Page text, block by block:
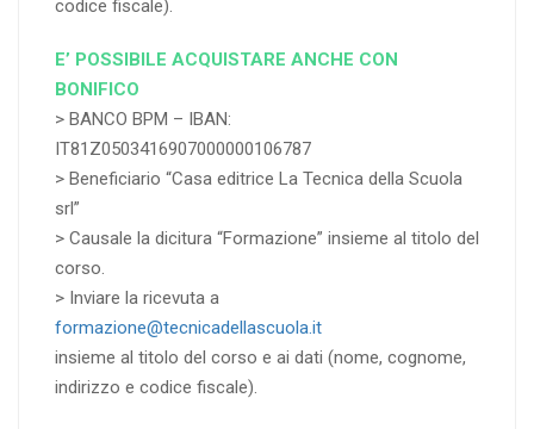
codice fiscale).
E’ POSSIBILE ACQUISTARE ANCHE CON
BONIFICO
> BANCO BPM – IBAN:
IT81Z0503416907000000106787
> Beneficiario “Casa editrice La Tecnica della Scuola
srl”
> Causale la dicitura “Formazione” insieme al titolo del
corso.
> Inviare la ricevuta a
formazione@tecnicadellascuola.it
insieme al titolo del corso e ai dati (nome, cognome,
indirizzo e codice fiscale).